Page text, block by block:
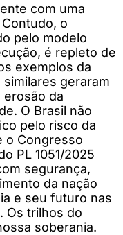
com uma
o
pelo modelo
é repleto de
exemplos da
geraram
da
O Brasil não
pelo risco da
o Congresso
PL 1051/2025
segurança,
da nação
e seu futuro nas
Os trilhos do
soberania.